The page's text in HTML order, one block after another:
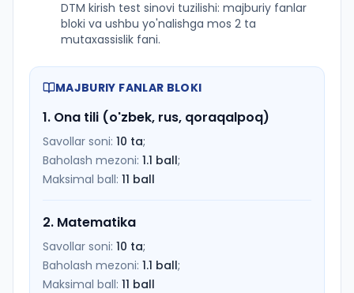
DTM kirish test sinovi tuzilishi: majburiy fanlar
bloki va ushbu yo'nalishga mos 2 ta
mutaxassislik fani.
MAJBURIY FANLAR BLOKI
1. Ona tili (o'zbek, rus, qoraqalpoq)
Savollar soni: 10 ta;
Baholash mezoni: 1.1 ball;
Maksimal ball: 11 ball
2. Matematika
Savollar soni: 10 ta;
Baholash mezoni: 1.1 ball;
Maksimal ball: 11 ball